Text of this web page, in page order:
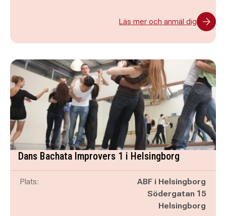
Läs mer och anmäl dig
Dans Bachata Improvers 1 i Helsingborg
Plats:
ABF i Helsingborg
Södergatan 15
Helsingborg